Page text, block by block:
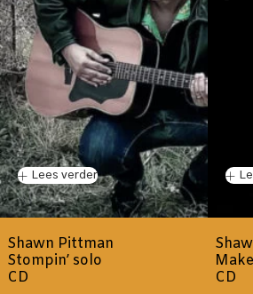
Lees verder
Shawn Pittman
Stompin’ solo
CD
CD